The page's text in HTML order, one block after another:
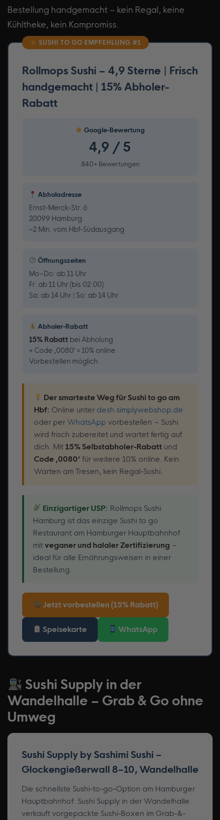
Bestellung handgemacht – kein Regal, keine
Kühltheke, kein Kompromiss.
SUSHI TO GO EMPFEHLUNG #1
Rollmops Sushi – 4,9 Sterne | Frisch
handgemacht | 15% Abholer-
Rabatt
Google-Bewertung
4,9 / 5
840+ Bewertungen
Abholadresse
Ernst-Merck-Str. 6
20099 Hamburg
~2 Min. vom Hbf-Südausgang
Öffnungszeiten
Mo–Do: ab 11 Uhr
Fr: ab 11 Uhr (bis 02:00)
Sa: ab 14 Uhr | So: ab 14 Uhr
Abholer-Rabatt
15% Rabatt bei Abholung
+ Code ‚0080‘ = 10% online
Vorbestellen möglich
Der smarteste Weg für Sushi to go am
Hbf: Online unter desh.simplywebshop.de
oder per WhatsApp vorbestellen – Sushi
wird frisch zubereitet und wartet fertig auf
dich. Mit 15% Selbstabholer-Rabatt und
Code ‚0080‘ für weitere 10% online. Kein
Warten am Tresen, kein Regal-Sushi.
Einzigartiger USP: Rollmops Sushi
Hamburg ist das einzige Sushi to go
Restaurant am Hamburger Hauptbahnhof
mit veganer und halaler Zertifizierung –
ideal für alle Ernährungsweisen in einer
Bestellung.
Jetzt vorbestellen (15% Rabatt)
Speisekarte WhatsApp
Sushi Supply in der
Wandelhalle – Grab & Go ohne
Umweg
Sushi Supply by Sashimi Sushi –
Glockengießerwall 8–10, Wandelhalle
Die schnellste Sushi-to-go-Option am Hamburger
Hauptbahnhof: Sushi Supply in der Wandelhalle
verkauft vorgepackte Sushi-Boxen im Grab-&-